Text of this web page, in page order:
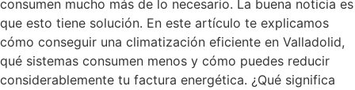
consumen mucho más de lo necesario. La buena noticia es
que esto tiene solución. En este artículo te explicamos
cómo conseguir una climatización eficiente en Valladolid,
qué sistemas consumen menos y cómo puedes reducir
considerablemente tu factura energética. ¿Qué significa